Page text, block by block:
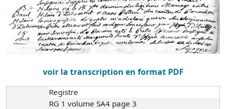
voir la transcription en format PDF
Registre
RG 1 volume SA4 page 3